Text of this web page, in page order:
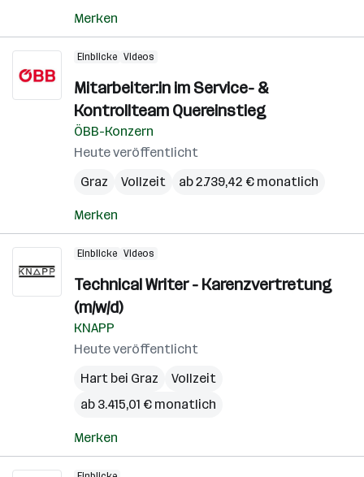
Merken
Einblicke Videos
Mitarbeiter:in im Service- &
Kontrollteam Quereinstieg
ÖBB-Konzern
Heute veröffentlicht
Graz
Vollzeit ab 2.739,42 € monatlich
Merken
Einblicke Videos
Technical Writer - Karenzvertretung
(m/w/d)
KNAPP
Heute veröffentlicht
Hart bei Graz
Vollzeit
ab 3.415,01 € monatlich
Merken